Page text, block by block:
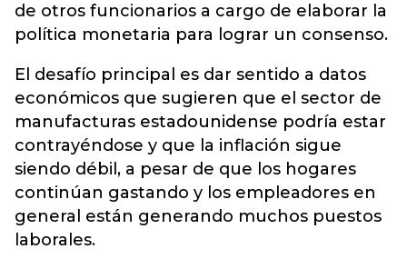
de otros funcionarios a cargo de elaborar la
política monetaria para lograr un consenso.
El desafío principal es dar sentido a datos
económicos que sugieren que el sector de
manufacturas estadounidense podría estar
contrayéndose y que la inflación sigue
siendo débil, a pesar de que los hogares
continúan gastando y los empleadores en
general están generando muchos puestos
laborales.